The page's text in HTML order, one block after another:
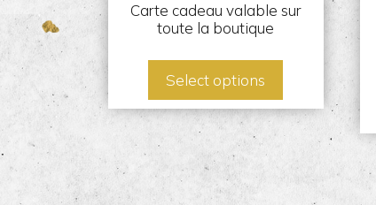
Carte cadeau valable sur
toute la boutique
Select options